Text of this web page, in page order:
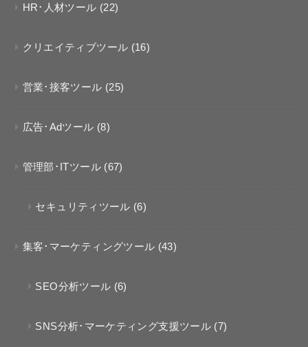
HR･人材ツール (22)
クリエイティブツール (16)
営業･接客ツール (25)
広告･Adツール (8)
管理部･ITツール (67)
セキュリティツール (6)
集客･マーケティングツール (43)
SEO分析ツール (6)
SNS分析･マーケティング支援ツール (7)